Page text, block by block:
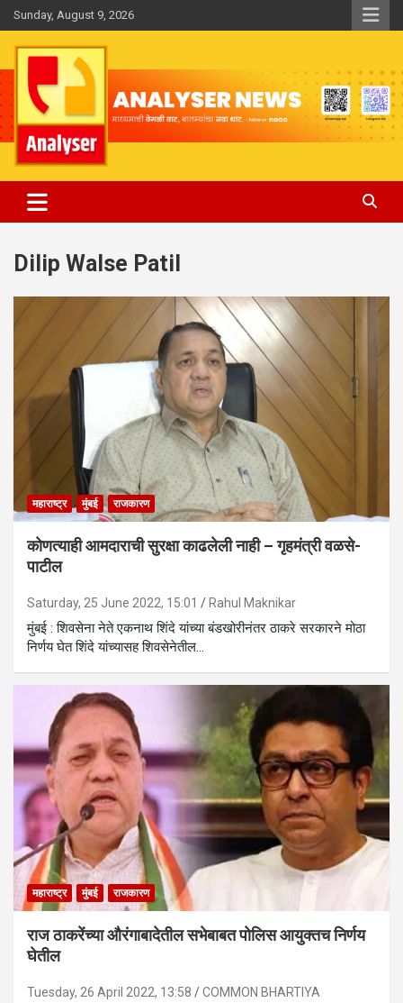
Skip
to
content
Sunday, August 9, 2026
Analyser
Dilip Walse Patil
महाराष्ट्र मुंबई राजकारण
कोणत्याही आमदाराची सुरक्षा काढलेली नाही – गृहमंत्री वळसे-
पाटील
Saturday, 25 June 2022, 15:01 Rahul Maknikar
मुंबई : शिवसेना नेते एकनाथ शिंदे यांच्या बंडखोरीनंतर ठाकरे सरकारने मोठा
निर्णय घेत शिंदे यांच्यासह शिवसेनेतील…
महाराष्ट्र मुंबई राजकारण
राज ठाकरेंच्या औरंगाबादेतील सभेबाबत पोलिस आयुक्तच निर्णय
घेतील
Tuesday, 26 April 2022, 13:58 COMMON BHARTIYA